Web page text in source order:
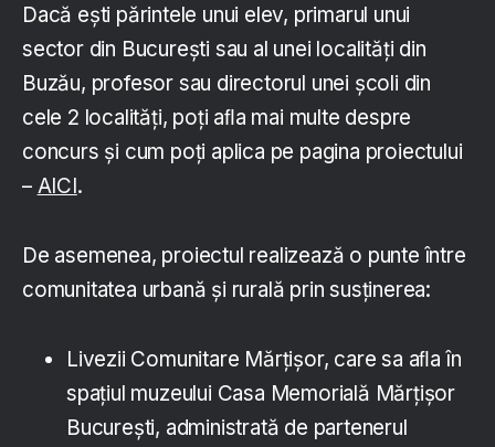
Dacă ești părintele unui elev, primarul unui
sector din București sau al unei localități din
Buzău, profesor sau directorul unei școli din
cele 2 localități, poți aﬂa mai multe despre
concurs și cum poți aplica pe pagina proiectului
– AICI.
De asemenea, proiectul realizează o punte între
comunitatea urbană și rurală prin susținerea:
Livezii Comunitare Mărțișor, care sa aﬂa în
spațiul muzeului Casa Memorială Mărțișor
București, administrată de partenerul